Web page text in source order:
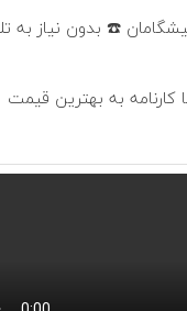
کارنامه به بهترین قیمت